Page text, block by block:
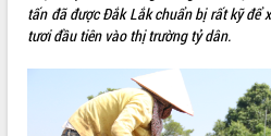
THÔNG TIN CHỈ ĐẠO ĐIỀU HÀNH
VĂN BẢN HĐND TỈNH
tấn đã được Đắk Lắk chuẩn bị rất kỹ để
tươi đầu tiên vào thị trường tỷ dân.